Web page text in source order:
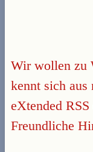
Wir wollen zu
kennt sich
eXtended
Freundliche